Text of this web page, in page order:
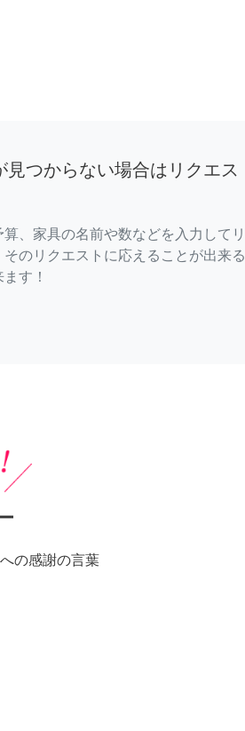
見つからない場合はリクエス
、家具の名前や数などを入力してリ
のリクエストに応えることが出来る
す！
の感謝の言葉